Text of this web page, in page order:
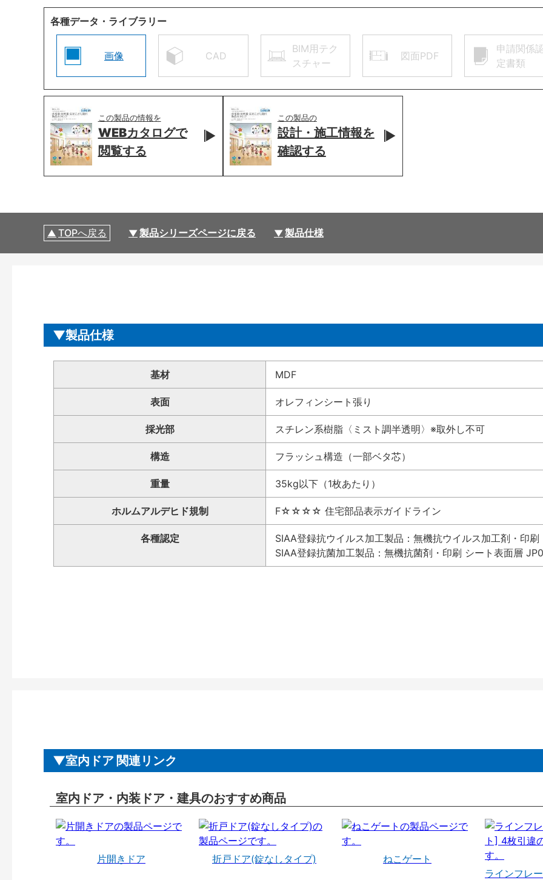
各種データ・ライブラリー
画像 CAD
BIM用テク
スチャー
図面PDF
申請関係
定書類
この製品の情報を
WEBカタログで
閲覧する
この製品の
設計・施工情報を
確認する
TOPへ戻る 製品シリーズページに戻る 製品仕様
製品仕様
基材 MDF
表面 オレフィンシート張り
採光部 スチレン系樹脂〈ミスト調半透明〉※取外し不可
構造 フラッシュ構造（一部ベタ芯）
重量 35kg以下（1枚あたり）
ホルムアルデヒド規制 F☆☆☆☆ 住宅部品表示ガイドライン
各種認定
SIAA登録抗ウイルス加工製品：無機抗ウイルス加工剤・印
SIAA登録抗菌加工製品：無機抗菌剤・印刷 シート表面層
室内ドア 関連リンク
室内ドア・内装ドア・建具のおすすめ商品
片開きドア 折戸ドア(錠なしタイプ)
ねこゲート
ラインフレ